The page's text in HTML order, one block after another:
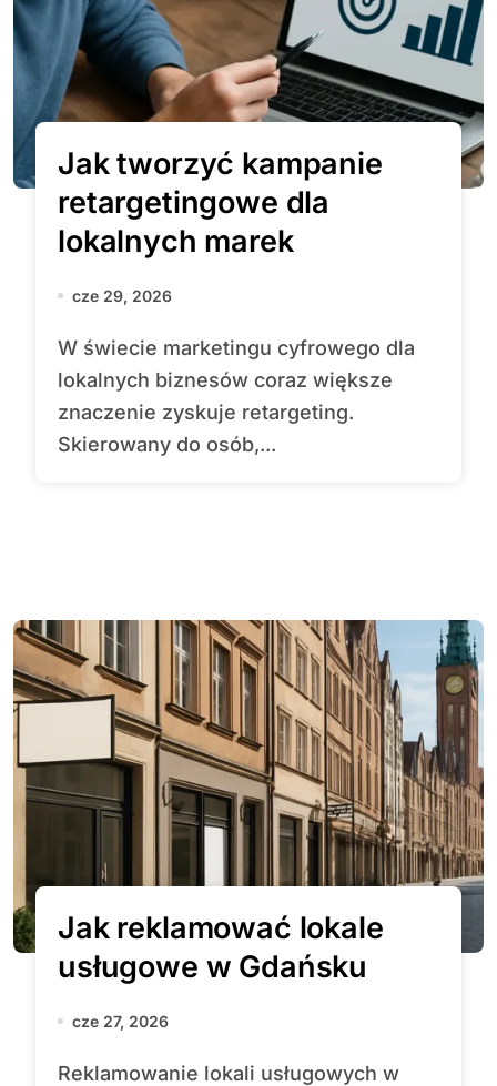
Jak tworzyć kampanie
retargetingowe dla
lokalnych marek
cze 29, 2026
W świecie marketingu cyfrowego dla
lokalnych biznesów coraz większe
znaczenie zyskuje retargeting.
Skierowany do osób,...
Jak reklamować lokale
usługowe w Gdańsku
cze 27, 2026
Reklamowanie lokali usługowych w